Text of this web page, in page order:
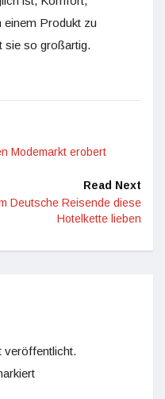
einem Produkt zu
sie so großartig.
Modemarkt erobert
Read Next
Deutsche Reisende diese
Hotelkette lieben
veröffentlicht.